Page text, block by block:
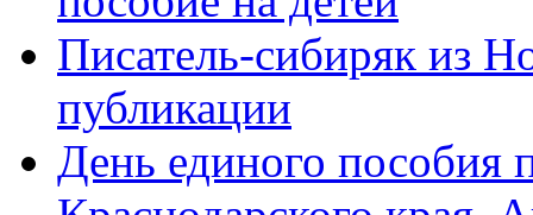
Писатель-сибиряк из
публикации
День единого пособия